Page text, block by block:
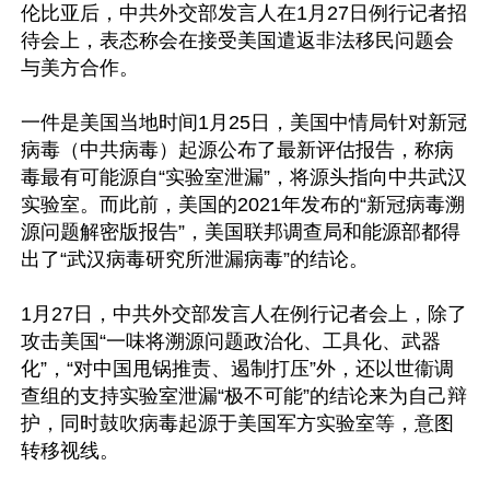
伦比亚后，中共外交部发言人在1月27日例行记者招
待会上，表态称会在接受美国遣返非法移民问题会
与美方合作。
一件是美国当地时间1月25日，美国中情局针对新冠
病毒（中共病毒）起源公布了最新评估报告，称病
毒最有可能源自“实验室泄漏”，将源头指向中共武汉
实验室。而此前，美国的2021年发布的“新冠病毒溯
源问题解密版报告”，美国联邦调查局和能源部都得
出了“武汉病毒研究所泄漏病毒”的结论。
1月27日，中共外交部发言人在例行记者会上，除了
攻击美国“一味将溯源问题政治化、工具化、武器
化”，“对中国甩锅推责、遏制打压”外，还以世衞调
查组的支持实验室泄漏“极不可能”的结论来为自己辩
护，同时鼓吹病毒起源于美国军方实验室等，意图
转移视线。